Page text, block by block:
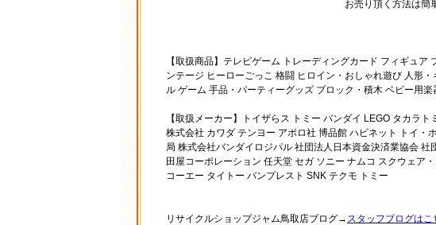
お売り頂く方法は簡
【取扱商品】テレビゲーム トレーディングカード フィギュ
ンテージ ヒーローごっこ 格闘 ヒロイン・おしゃれ遊び 人形
ル ゲーム 手品・パーティーグッズ ブロック・積木 ベビー用
【取扱メーカー】トイザらス トミー バンダイ LEGO タカラ
株式会社 カワダ テンヨー アポロ社 博品館 ハピネット トイ
局 株式会社バンダイロジパル 社団法人日本資金決済業協会
田屋コーポレーション 任天堂 セガ ソニー ナムコ スクウェア
コーエー タイトー バンプレスト SNK テクモ トミー
リサイクルショップジャム鳥取店ブログ→ スタッフブログはこ